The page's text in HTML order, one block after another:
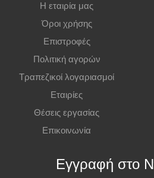
Οι τιμές ισχύουν και για αγορές από
Η εταιρία μας
Όροι χρήσης
Επιστροφές
Πολιτική αγορών
Τραπεζικοί λογαριασμοί
Εταιρίες
Θέσεις εργασίας
Επικοινωνία
Εγγραφή στο